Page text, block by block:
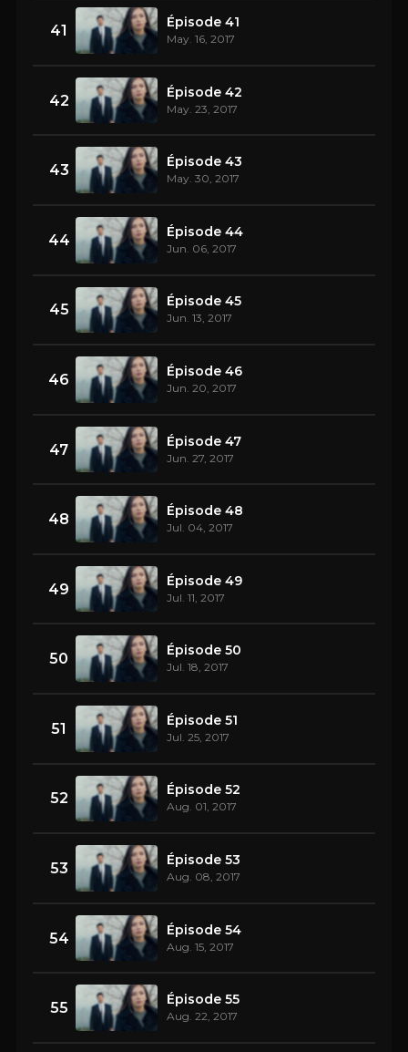
41 Épisode 41
May. 16, 2017
42 Épisode 42
May. 23, 2017
43 Épisode 43
May. 30, 2017
44 Épisode 44
Jun. 06, 2017
45 Épisode 45
Jun. 13, 2017
46 Épisode 46
Jun. 20, 2017
47 Épisode 47
Jun. 27, 2017
48 Épisode 48
Jul. 04, 2017
49 Épisode 49
Jul. 11, 2017
50 Épisode 50
Jul. 18, 2017
51 Épisode 51
Jul. 25, 2017
52 Épisode 52
Aug. 01, 2017
53 Épisode 53
Aug. 08, 2017
54 Épisode 54
Aug. 15, 2017
55 Épisode 55
Aug. 22, 2017